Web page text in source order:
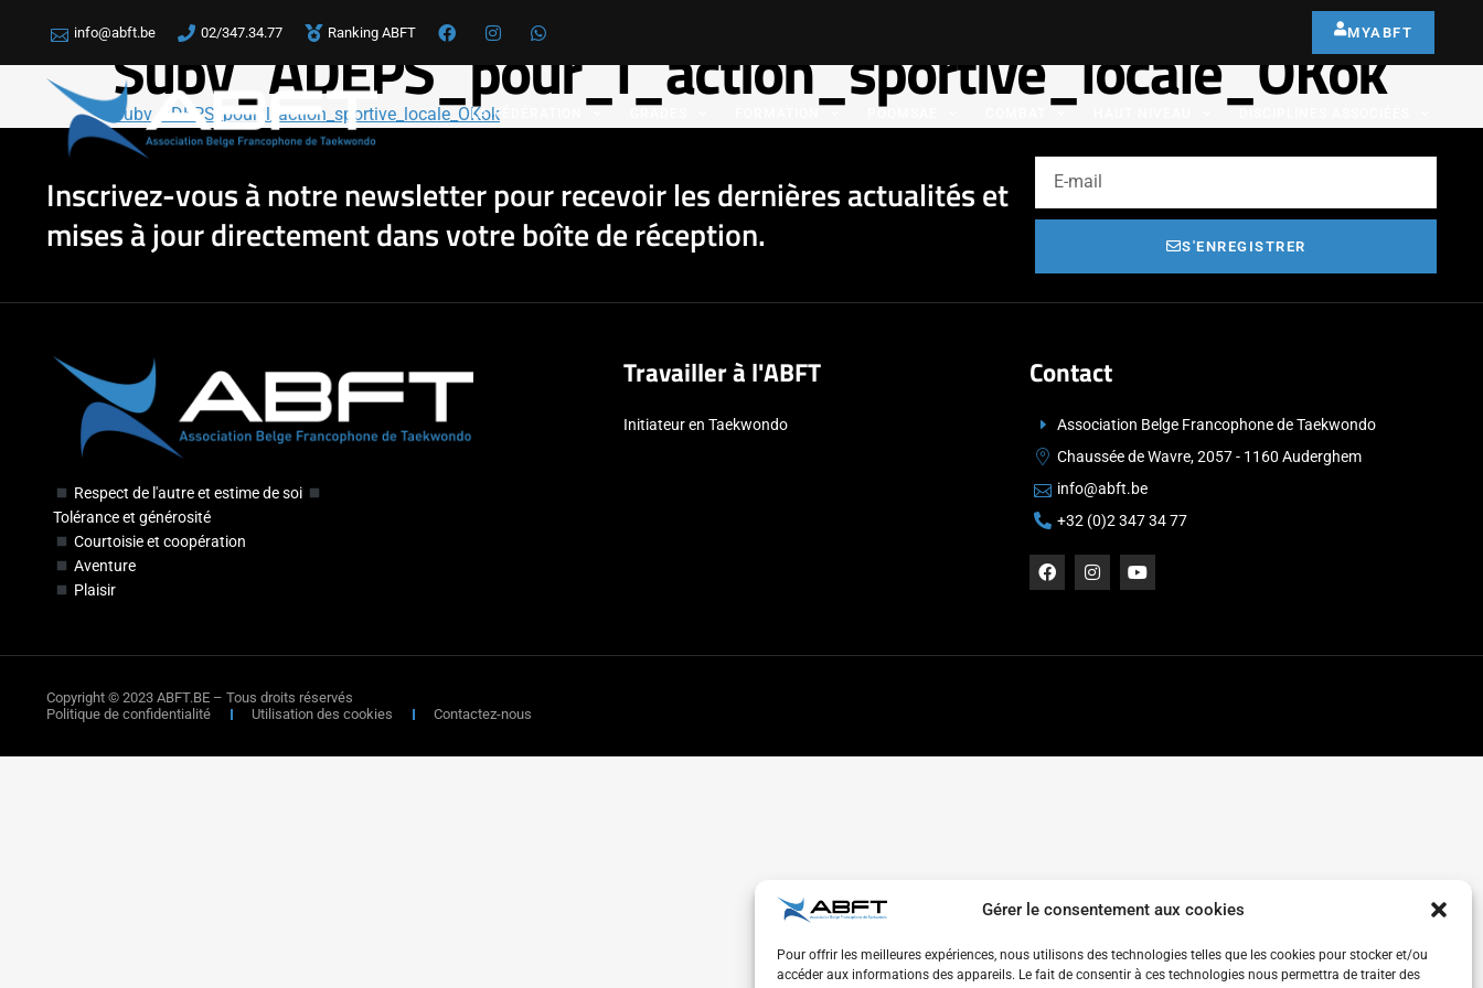
Gérer le consentement aux cookies
Pour offrir les meilleures expériences, nous utilisons des technologies telles que les cookies pour stocker et/ou
accéder aux informations des appareils. Le fait de consentir à ces technologies nous permettra de traiter des
info@abft.be 02/347.34.77 Ranking ABFT MYABFT
LA FÉDÉRATION
Subv_ADEPS_pour_l_action_sportive_locale_OKok
Subv_ADEPS_pour_l_action_sportive_locale_OKok
Inscrivez-vous à notre newsletter pour recevoir les dernières actualités et
mises à jour directement dans votre boîte de réception.
S'ENREGISTRER
Respect de l'autre et estime de soi
Tolérance et générosité
Courtoisie et coopération
Aventure
Plaisir
Travailler à l'ABFT
Initiateur en Taekwondo
Contact
Association Belge Francophone de Taekwondo
Chaussée de Wavre, 2057 - 1160 Auderghem
info@abft.be
+32 (0)2 347 34 77
Copyright © 2023 ABFT.BE – Tous droits réservés
Politique de confidentialité
Utilisation des cookies Contactez-nous